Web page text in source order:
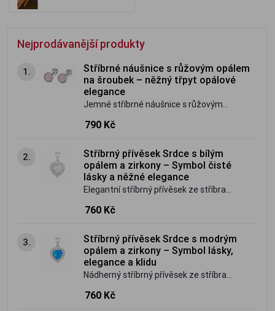
Nejprodávanější produkty
1.
Stříbrné náušnice s růžovým opálem
na šroubek – něžný třpyt opálové
elegance
Jemné stříbrné náušnice s růžovým
opálem ze stříbra ryzosti 925/1000.
opál okouzlí svou hrou barev a
romantickým vzhledem.
790 Kč
2.
Stříbrný přívěsek Srdce s bílým
opálem a zirkony – Symbol čisté
lásky a něžné elegance
Elegantní stříbrný přívěsek ze stříbra
ryzosti 925/1000 ve tvaru srdce zdobený
romantiky a nadčasové krásy, který
rozzáří každý outfit.
760 Kč
3.
Stříbrný přívěsek Srdce s modrým
opálem a zirkony – Symbol lásky,
elegance a klidu
Nádherný stříbrný přívěsek ze stříbra
ryzosti 925/1000 ve tvaru srdce zdobený
760 Kč